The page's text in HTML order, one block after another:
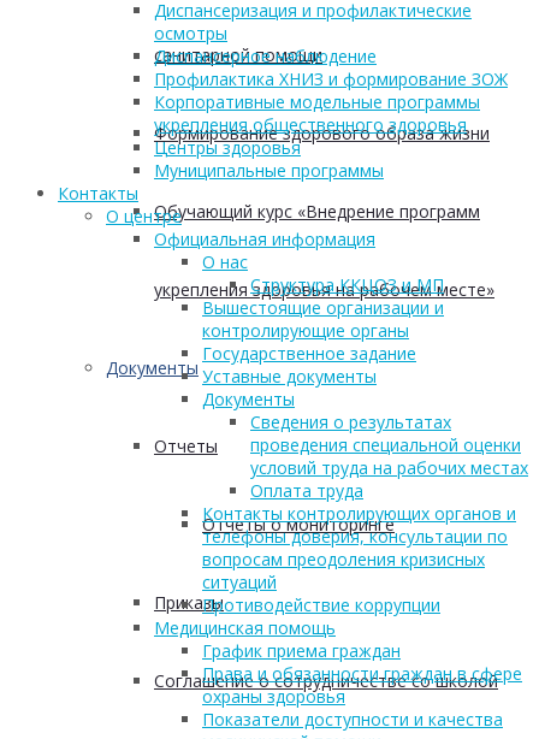
санитарной помощи
Формирование здорового образа жизни
Обучающий курс «Внедрение программ
укрепления здоровья на рабочем месте»
Документы
Отчеты
Отчеты о мониторинге
Приказы
Соглашение о сотрудничестве со школой
Диспансеризация и профилактические
осмотры
Диспансерное наблюдение
Профилактика ХНИЗ и формирование ЗОЖ
Корпоративные модельные программы
укрепления общественного здоровья
Центры здоровья
Муниципальные программы
Контакты
О центре
Официальная информация
О нас
Структура ККЦОЗ и МП
Вышестоящие организации и
контролирующие органы
Государственное задание
Уставные документы
Документы
Сведения о результатах
проведения специальной оценки
условий труда на рабочих местах
Оплата труда
Контакты контролирующих органов и
телефоны доверия, консультации по
вопросам преодоления кризисных
ситуаций
Противодействие коррупции
Медицинская помощь
График приема граждан
Права и обязанности граждан в сфере
охраны здоровья
Показатели доступности и качества